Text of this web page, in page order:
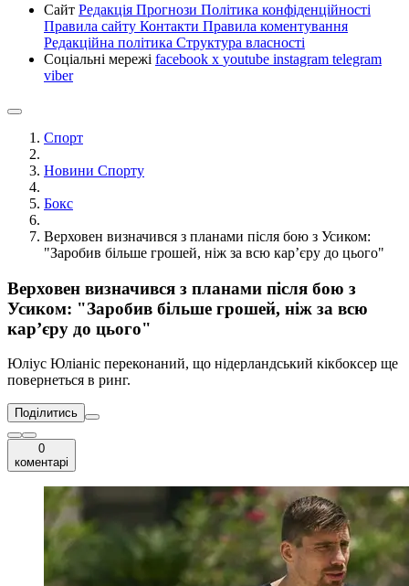
Сайт Редакція Прогнози Політика конфіденційності
Правила сайту Контакти Правила коментування
Редакційна політика Структура власності
Соціальні мережі facebook x youtube instagram telegram
viber
Спорт
Новини Спорту
Бокс
Верховен визначився з планами після бою з Усиком:
"Заробив більше грошей, ніж за всю кар’єру до цього"
Верховен визначився з планами після бою з
Усиком: "Заробив більше грошей, ніж за всю
кар’єру до цього"
Юліус Юліаніс переконаний, що нідерландський кікбоксер ще
повернеться в ринг.
Поділитись
0
коментарі